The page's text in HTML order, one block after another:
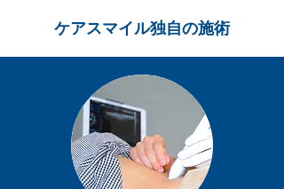
ケアスマイル独自の施術